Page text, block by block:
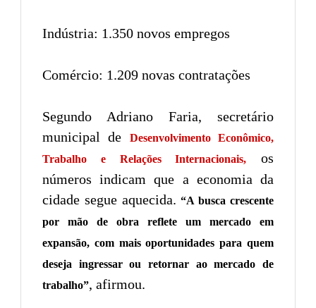
Indústria: 1.350 novos empregos
Comércio: 1.209 novas contratações
Segundo Adriano Faria, secretário
municipal de
Desenvolvimento Econômico,
Trabalho e Relações Internacionais,
os
números indicam que a economia da
cidade segue aquecida. “A busca crescente
por mão de obra reflete um mercado em
expansão, com mais oportunidades para quem
deseja ingressar ou retornar ao mercado de
trabalho”, afirmou.